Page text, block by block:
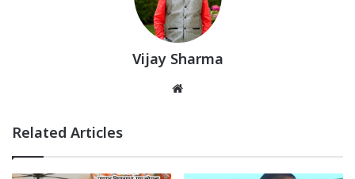
Vijay Sharma
Related Articles